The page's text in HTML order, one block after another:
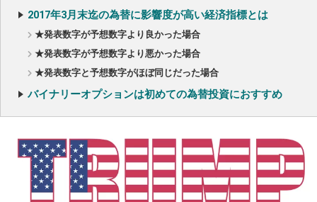
2017年3月末迄の為替に影響度が高い経済指標とは
★発表数字が予想数字より良かった場合
★発表数字が予想数字より悪かった場合
★発表数字と予想数字がほぼ同じだった場合
バイナリーオプションは初めての為替投資におすすめ